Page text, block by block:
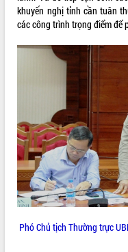
Rà soát, hoàn thiện hệ thống
văn hóa, thể thao đáp ứng yêu
phát triển mới
Thường trực HĐND tỉnh Đắk Lắk
mặt Đoàn chuyên gia y tế TP. Hồ
Lễ truy điệu và an táng hài cốt liệt
tại Nghĩa trang Liệt sĩ xã Sơn Hòa
Bàn giải pháp tháo gỡ khó khăn
xuất khẩu sầu riêng và triển khai
định EUDR
Thứ trưởng Bộ Nông nghiệp và Môi
trường Nguyễn Hoàng Hiệp khảo
vùng trồng và doanh nghiệp
Trình diễn nghệ thuật chế biến
LIÊN KẾT WEB
8430
Tất cả: 66053753
khuyến nghị tỉnh cần tuân
các công trình trọng điểm để
Phó Chủ tịch Thường trực